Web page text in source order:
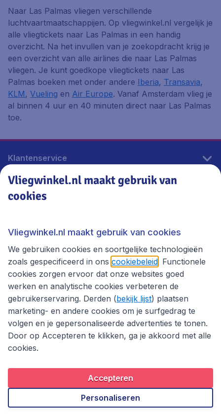
Naar Las Palmas vliegen verschillende
luchtvaartmaatschappijen. Op vliegwinkel.nl vergelijk je
alle vliegtickets naar Las Palmas in een handig
overzicht. Na het invullen van je zoekopdracht krijg je
een overzicht van alle airlines die naar Las Palmas
vliegen. Je kunt goedkope vliegtickets naar Las
Palmas boeken met onder andere Iberia, Transavia,
KLM, Vueling en Air Europe. Vanaf Amsterdam vlieg je
al binnen 4 uur en 40 minuten direct naar Las Palmas
toe.
Klantenservice
Vliegwinkel.nl
Thema's
Privacybeleid
Copyright © 2026
Vliegwinkel.nl maakt gebruik van
cookies
Vliegwinkel.nl maakt gebruik van cookies
We gebruiken cookies en soortgelijke technologieën
zoals gespecificeerd in ons cookiebeleid . Functionele
cookies zorgen ervoor dat onze websites goed
werken en analytische cookies verbeteren de
gebruikerservaring. Derden (bekijk lijst) plaatsen
marketing- en andere cookies om je surfgedrag te
volgen en je gepersonaliseerde advertenties te tonen.
Door op Accepteren te klikken, ga je akkoord met alle
cookies.
Accepteren
Personaliseren